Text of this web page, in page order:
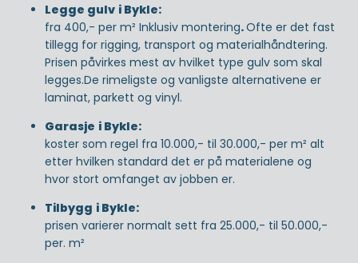
Legge gulv i Bykle:
fra 400,- per m² Inklusiv montering.Ofte er det fast
tillegg for rigging, transport og materialhåndtering.
Prisen påvirkes mest av hvilket type gulv som skal
legges.De rimeligste og vanligste alternativene er
laminat, parkett og vinyl.
Garasje i Bykle:
koster som regel fra 10.000,- til 30.000,- per m² alt
etter hvilken standard det er på materialene og
hvor stort omfanget av jobben er.
Tilbygg i Bykle:
prisen varierer normalt sett fra 25.000,- til 50.000,-
per. m²